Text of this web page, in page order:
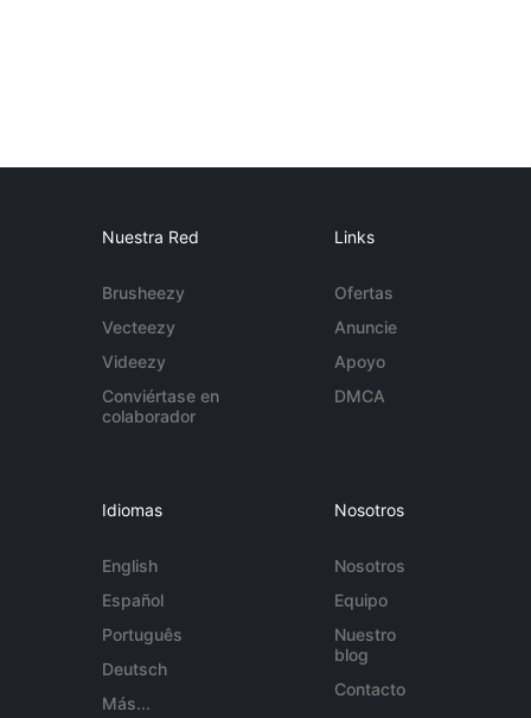
Nuestra Red
Brusheezy
Vecteezy
Videezy
Conviértase en
colaborador
Links
Ofertas
Anuncie
Apoyo
DMCA
Idiomas
English
Español
Português
Deutsch
Más...
Nosotros
Nosotros
Equipo
Nuestro
blog
Contacto